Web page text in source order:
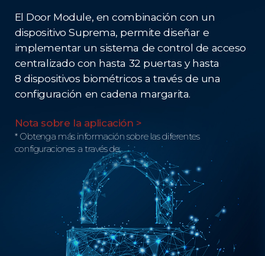
El Door Module, en combinación con un
dispositivo Suprema, permite diseñar e
implementar un sistema de control de acceso
centralizado con hasta 32 puertas y hasta
8 dispositivos biométricos a través de una
configuración en cadena margarita.
Nota sobre la aplicación >
* Obtenga más información sobre las diferentes
configuraciones a través de.